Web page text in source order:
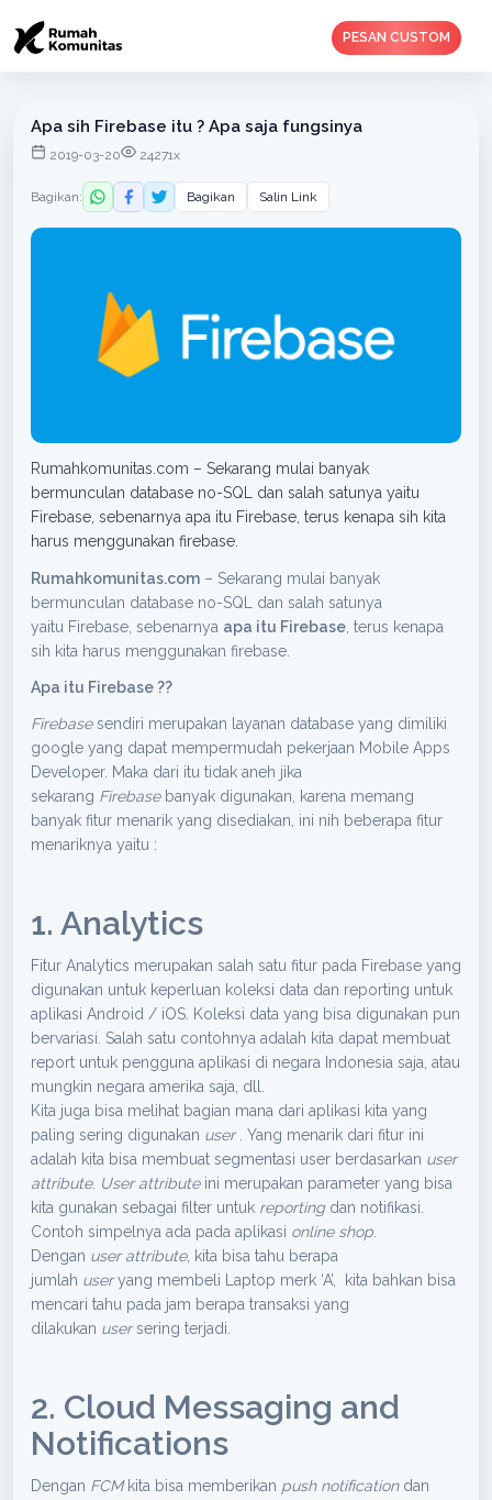
PESAN CUSTOM
Apa sih Firebase itu ? Apa saja fungsinya
2019-03-20 24271x
Bagikan: Bagikan Salin Link
Rumahkomunitas.com – Sekarang mulai banyak
bermunculan database no-SQL dan salah satunya yaitu
Firebase, sebenarnya apa itu Firebase, terus kenapa sih kita
harus menggunakan firebase.
Rumahkomunitas.com – Sekarang mulai banyak
bermunculan database no-SQL dan salah satunya
yaitu Firebase, sebenarnya apa itu Firebase , terus kenapa
sih kita harus menggunakan firebase.
Apa itu Firebase ??
Firebasesendiri merupakan layanan database yang dimiliki
google yang dapat mempermudah pekerjaan Mobile Apps
Developer. Maka dari itu tidak aneh jika
sekarang Firebase banyak digunakan, karena memang
banyak fitur menarik yang disediakan, ini nih beberapa fitur
menariknya yaitu :
1. Analytics
Fitur Analytics merupakan salah satu fitur pada Firebase yang
digunakan untuk keperluan koleksi data dan reporting untuk
aplikasi Android / iOS. Koleksi data yang bisa digunakan pun
bervariasi. Salah satu contohnya adalah kita dapat membuat
report untuk pengguna aplikasi di negara Indonesia saja, atau
mungkin negara amerika saja, dll.
Kita juga bisa melihat bagian mana dari aplikasi kita yang
paling sering digunakan user. Yang menarik dari fitur ini
adalah kita bisa membuat segmentasi user berdasarkan user
attribute. User attributeini merupakan parameter yang bisa
kita gunakan sebagai filter untuk reportingdan notifikasi.
Contoh simpelnya ada pada aplikasi online shop
Dengan user attribute, kita bisa tahu berapa
jumlah useryang membeli Laptop merk ‘A’, kita bahkan bisa
mencari tahu pada jam berapa transaksi yang
dilakukan usersering terjadi.
2. Cloud Messaging and
Notifications
Dengan FCMkita bisa memberikan push notificationdan